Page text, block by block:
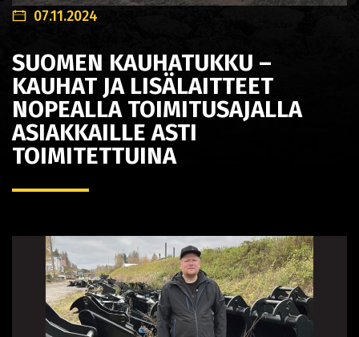
07.11.2024
SUOMEN KAUHATUKKU –
KAUHAT JA LISÄLAITTEET
NOPEALLA TOIMITUSAJALLA
ASIAKKAILLE ASTI
TOIMITETTUINA